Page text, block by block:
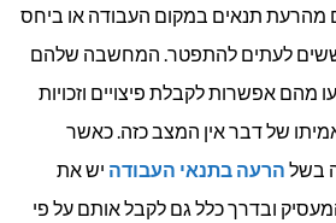
בתנאי
מהרעת תנאים במקום העבודה או ביחס
לעתים להתפטר. המחשבה שלהם
מהם אפשרות לקבלת פיצויים וזכויות
של דבר אין המצב כזה. כאשר
בשל הרעה בתנאי העבודה יש את
ובדרך כלל גם לקבל אותם על פי